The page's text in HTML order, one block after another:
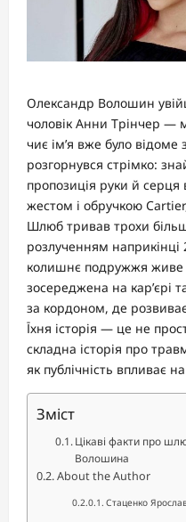
Олександр Волошин
чоловік Анни Трінчер —
чиє ім’я вже було відоме
розгорнувся стрімко:
пропозиція руки й
жестом і обручкою
Шлюб тривав трохи
розлученням
колишнє подружжя живе
зосереджена на кар’єрі
за кордоном, де
Їхня історія — це не
складна історія про
як публічність впливає
Зміст
Цікаві факти про
Волошина
About the Author
Стаценко